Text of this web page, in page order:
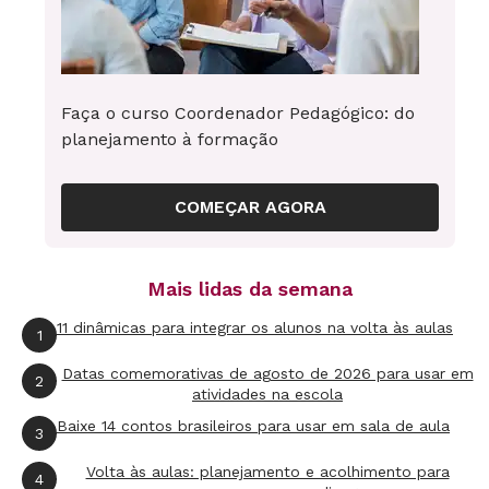
interesse de todos os professores, que podem
militar em favor da mudança da cultura
encontros dialógicos, essenciais e úteis à
Para remodelar um projeto de formação de
- O HTPC serve como apoio a sua atividade
profissional ou é mais um fator de complicação
em sua vida?
- Os momentos coletivos são organizados com
base nos problemas e projetos educativos ou
Faça o curso Coordenador Pedagógico: do
planejamento à formação
COMEÇAR AGORA
Mais lidas da semana
1 11 dinâmicas para integrar os alunos na volta às aulas
2
Datas comemorativas de agosto de 2026 para usar em
atividades na escola
3 Baixe 14 contos brasileiros para usar em sala de aula
4
Volta às aulas: planejamento e acolhimento para